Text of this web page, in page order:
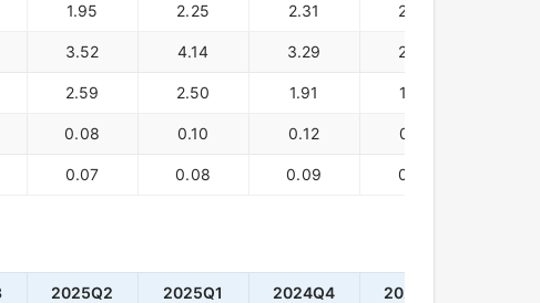
1.95 2.25 2.31 2.46
3.52 4.14 3.29 2.60
2.59 2.50 1.91 1.73
0.08 0.10 0.12 0.10
0.07 0.08 0.09 0.07
2025Q2 2025Q1 2024Q4 2024Q3